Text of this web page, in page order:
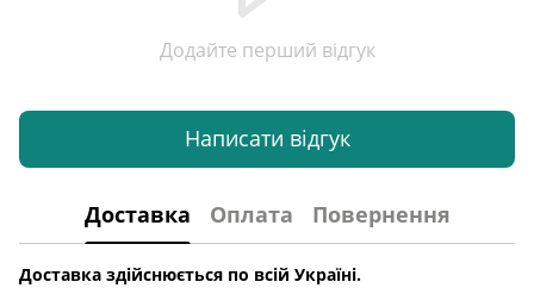
Додайте перший відгук
Написати відгук
Доставка Оплата Повернення
Доставка здійснюється по всій Україні.